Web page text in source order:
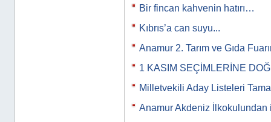
Bir fincan kahvenin hatırı…
Kıbrıs’a can suyu...
Anamur 2. Tarım ve Gıda
1 KASIM SEÇİMLERİNE
Milletvekili Aday Listeleri
Anamur Akdeniz İlkokulundan